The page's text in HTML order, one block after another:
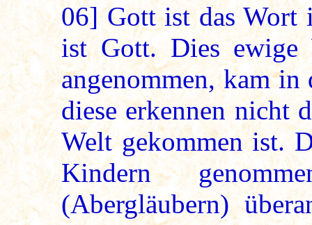
06] Gott ist das Wort
ist Gott. Dies ewige
angenommen, kam
diese erkennen nicht
Welt gekommen ist.
Kindern
(Abergläubern)